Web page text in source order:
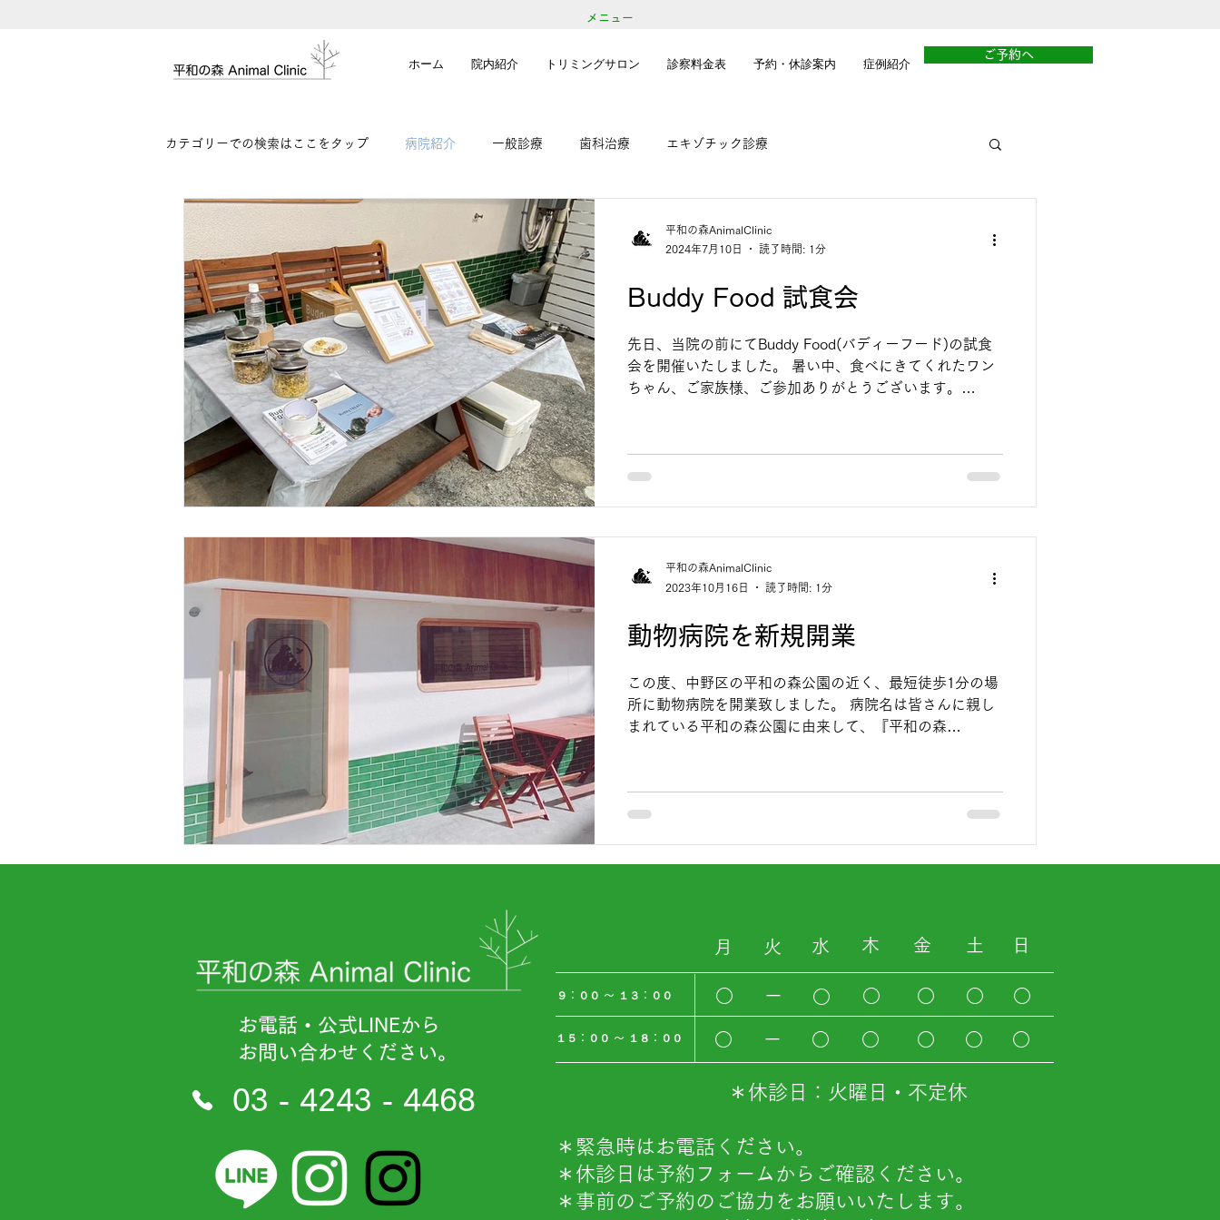
メニュー
ホーム 院内紹介 トリミングサロン 診察料金表 予約・休診案内 症例紹介
ご予約へ
カテゴリーでの検索はここをタップ 病院紹介 一般診療 歯科治療 エキゾチック診療
Buddy Food 試食会
先日、当院の前にてBuddy Food(バディーフード)の試食
会を開催いたしました。 暑い中、食べにきてくれたワン
ちゃん、ご家族様、ご参加ありがとうございます。
平和の森AnimalClinic
2024年7月10日
読了時間: 1分
動物病院を新規開業
この度、中野区の平和の森公園の近く、最短徒歩1分の場
所に動物病院を開業致しました。 病院名は皆さんに親し
まれている平和の森公園に由来して、『平和の森
す。...
平和の森AnimalClinic
2023年10月16日
読了時間: 1分
お電話・公式LINEから
お問い合わせください。
03 - 4243 - 4468
月 火 水 木 金 土 日
​９：００ 〜 １３：００ ○ ​ー ○ ○ ○ ○
​１５：００ 〜 １８：００ ○ ​ー ○ ○ ○ ○
○
○
＊休診日：火曜日・不定休
＊緊急時はお電話ください。
＊休診日は予約フォームからご確認ください。
＊事前のご予約のご協力をお願いいたします。